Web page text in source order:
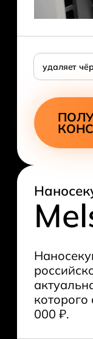
удаляет
которого
000 ₽.